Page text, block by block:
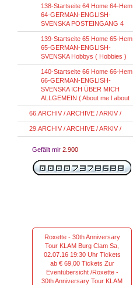
138-Startseite 64 Home 64-Hem
64-GERMAN-ENGLISH-
SVENSKA POSTEINGANG 4
139-Startseite 65 Home 65-Hem
65-GERMAN-ENGLISH-
SVENSKA Hobbys ( Hobbies )
140-Startseite 66 Home 66-Hem
66-GERMAN-ENGLISH-
SVENSKA ICH ÜBER MICH
ALLGEMEIN ( About me l about
66.ARCHIV / ARCHIVE / ARKIV /
29.ARCHIV / ARCHIVE / ARKIV /
Gefällt mir 2.900
Roxette - 30th Anniversary
Tour KLAM Burg Clam Sa,
02.07.16 19:30 Uhr Tickets
ab € 69,00 Tickets Zur
Eventübersicht /Roxette -
30th Anniversary Tour KLAM